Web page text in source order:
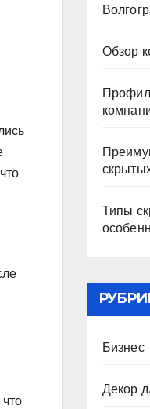
Обзор
Типы
Бизнес
Декор